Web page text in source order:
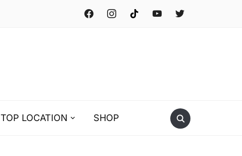
facebook instagramtiktok youtube twitter
TOP LOCATION SHOP